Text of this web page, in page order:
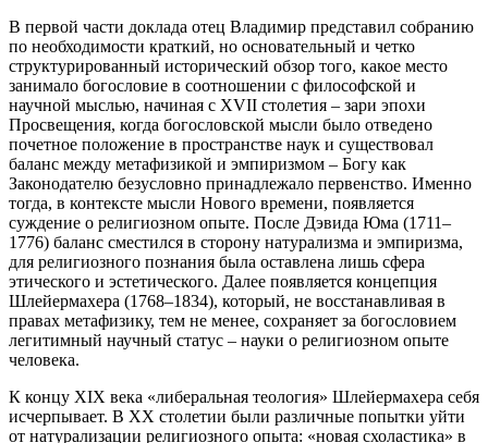
В первой части доклада отец Владимир представил собранию
по необходимости краткий, но основательный и четко
структурированный исторический обзор того, какое место
занимало богословие в соотношении с философской и
научной мыслью, начиная с XVII столетия – зари эпохи
Просвещения, когда богословской мысли было отведено
почетное положение в пространстве наук и существовал
баланс между метафизикой и эмпиризмом – Богу как
Законодателю безусловно принадлежало первенство. Именно
тогда, в контексте мысли Нового времени, появляется
суждение о религиозном опыте. После Дэвида Юма (1711–
1776) баланс сместился в сторону натурализма и эмпиризма,
для религиозного познания была оставлена лишь сфера
этического и эстетического. Далее появляется концепция
Шлейермахера (1768–1834), который, не восстанавливая в
правах метафизику, тем не менее, сохраняет за богословием
легитимный научный статус – науки о религиозном опыте
человека.
К концу XIX века «либеральная теология» Шлейермахера себя
исчерпывает. В ХХ столетии были различные попытки уйти
от натурализации религиозного опыта: «новая схоластика» в